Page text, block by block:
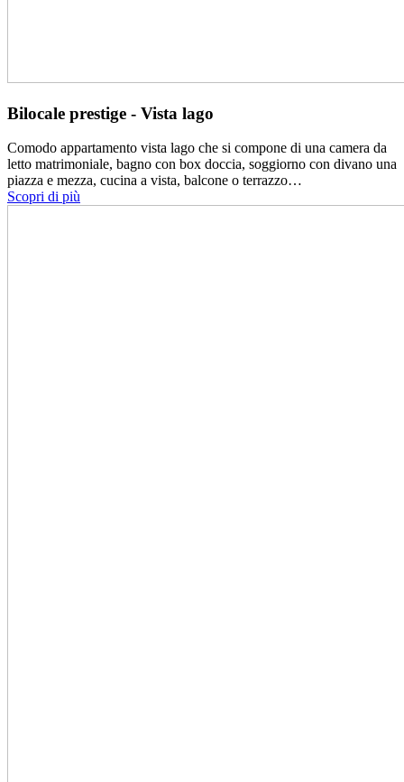
Bilocale prestige - Vista lago
Comodo appartamento vista lago che si compone di una camera da
letto matrimoniale, bagno con box doccia, soggiorno con divano una
piazza e mezza, cucina a vista, balcone o terrazzo…
Scopri di più